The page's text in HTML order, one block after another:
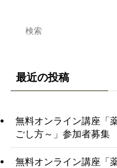
最近の投稿
無料オンライン講座「
ごし方～」参加者募集
無料オンライン講座「